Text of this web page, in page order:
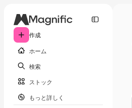
作成
ホーム
検索
ストック
もっと詳しく